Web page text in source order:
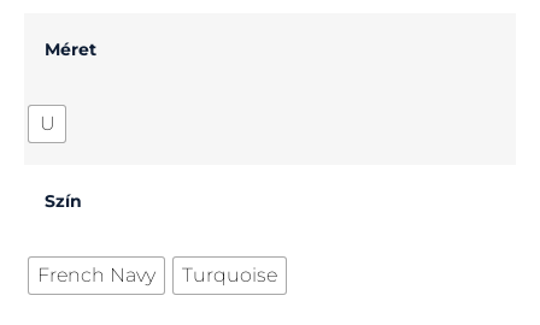
Méret
U
Szín
French Navy Turquoise